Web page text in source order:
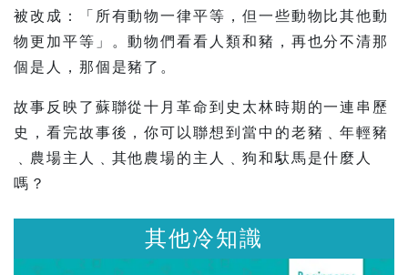
被改成：「所有動物一律平等，但一些動物比其他動
物更加平等」。動物們看看人類和豬，再也分不清那
個是人，那個是豬了。
故事反映了蘇聯從十月革命到史太林時期的一連串歷
史，看完故事後，你可以聯想到當中的老豬﹑年輕豬
﹑農場主人﹑其他農場的主人﹑狗和馱馬是什麼人
嗎？
其他冷知識